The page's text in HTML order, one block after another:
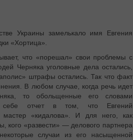
Украины замелькало имя Евгения
«Хортица».
что «порешал» свои проблемы с
Черняка уголовные дела остались,
штрафы остались. Так что факт
В любом случае, когда речь идет
то обольщенные его словами
себе отчет в том, что Евгений
«кидалова». И для него, как
кого «развести» — делового партнера
случаи из его насыщенной